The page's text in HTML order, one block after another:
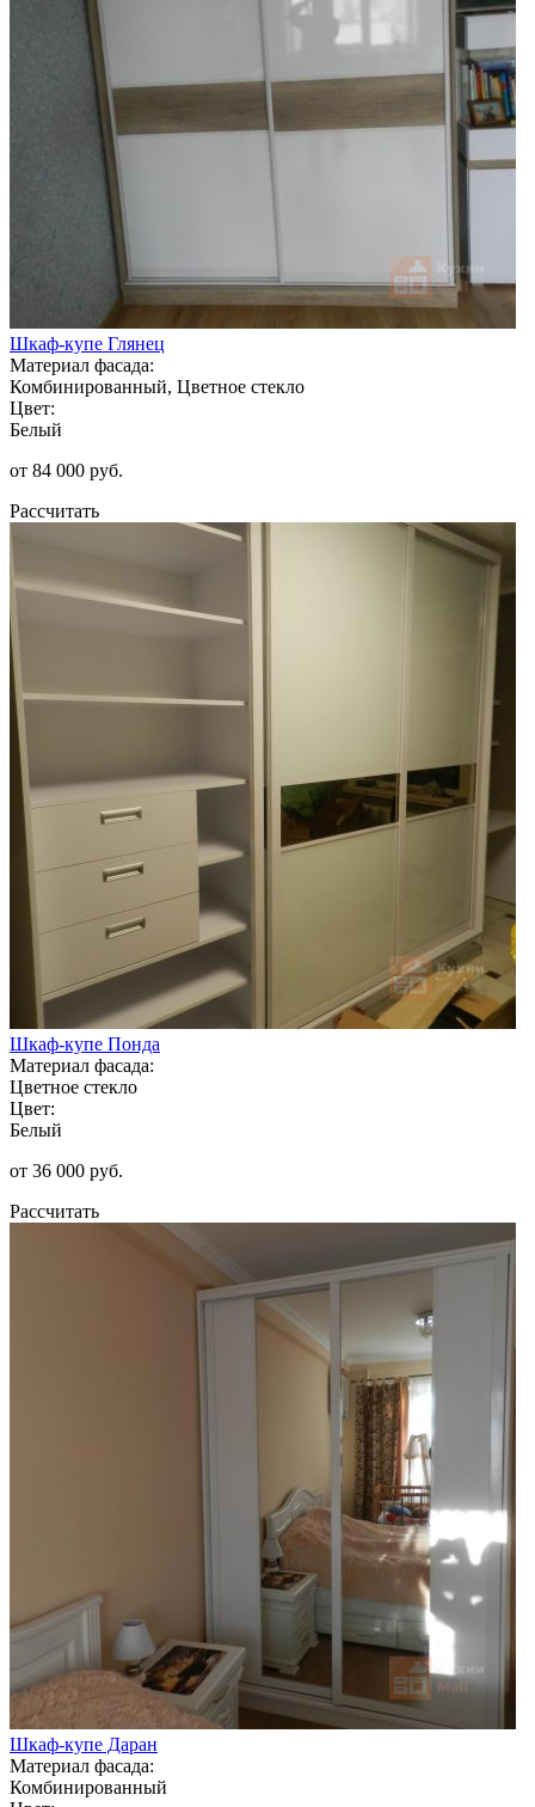
Шкаф-купе Глянец
Материал фасада:
Комбинированный, Цветное стекло
Цвет:
Белый
от 84 000 руб.
Рассчитать
Шкаф-купе Понда
Материал фасада:
Цветное стекло
Цвет:
Белый
от 36 000 руб.
Рассчитать
Шкаф-купе Даран
Материал фасада:
Комбинированный